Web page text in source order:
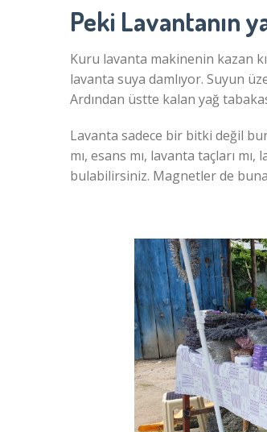
Peki Lavantanın
Kuru lavanta makinenin kazan
lavanta suya damlıyor. Suyun
Ardından üstte kalan yağ
Lavanta sadece bir bitki değil
mı, esans mı, lavanta taçları
bulabilirsiniz. Magnetler de